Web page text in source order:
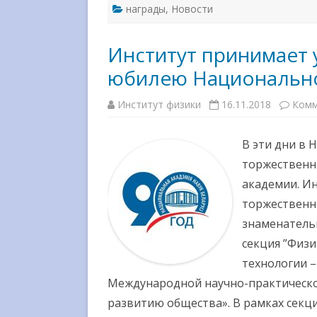
награды, Новости
Институт принимает
юбилею
Институт физики 16.11.2018
В эти дни в
академии.
секция
технологии
Международной научно-
развитию общества». В рамках